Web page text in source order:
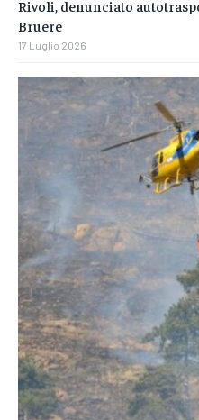
Rivoli, denunciato
Bruere
17 Luglio 2026